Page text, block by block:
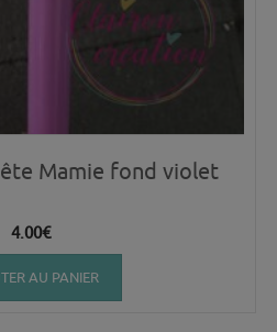
Mamie fond violet
4.00€
AU PANIER